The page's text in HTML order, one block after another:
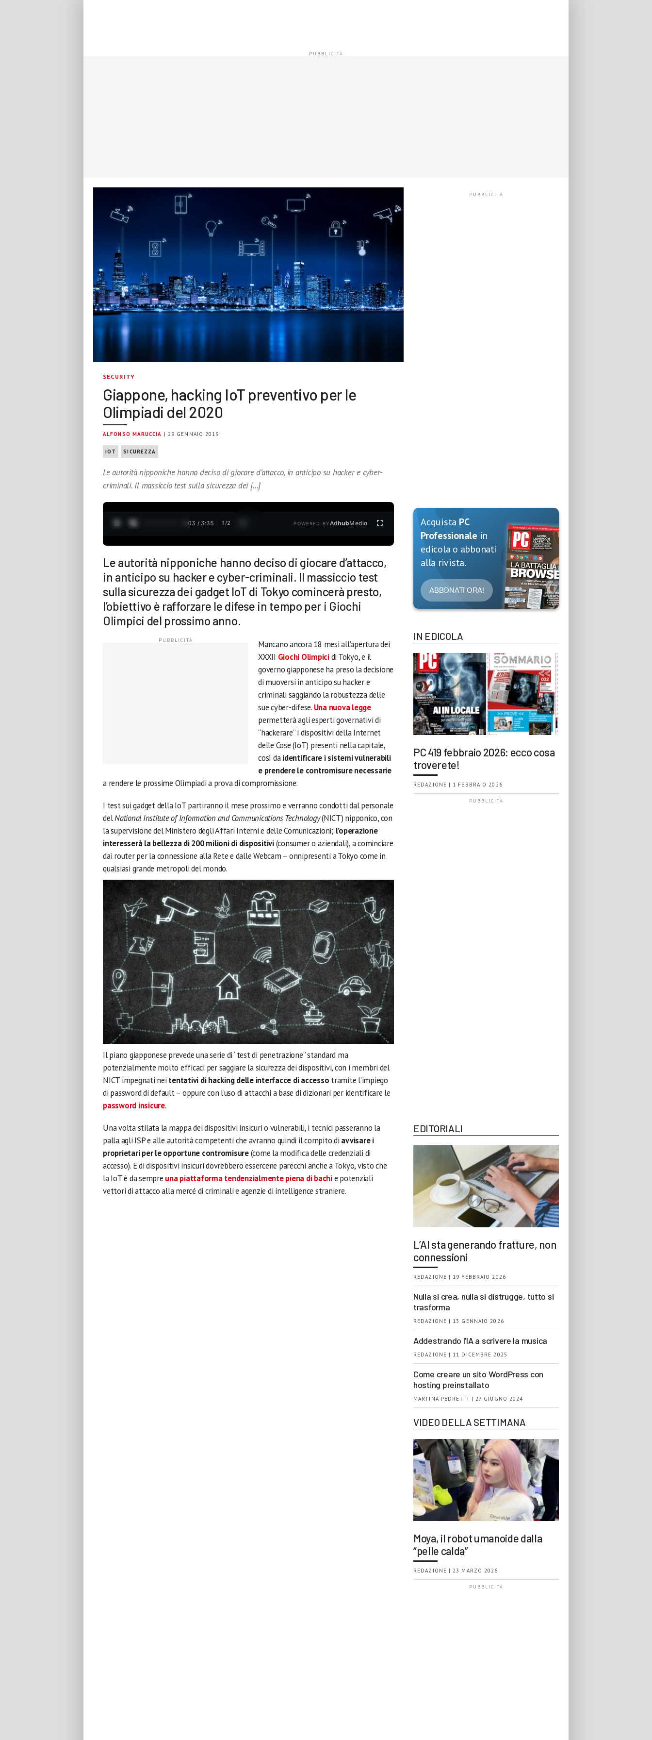
SECURITY
Giappone, hacking IoT preventivo per le
Olimpiadi del 2020
ALFONSO MARUCCIA | 29 GENNAIO 2019
IOT SICUREZZA
Le autorità nipponiche hanno deciso di giocare d’attacco, in anticipo su hacker e cyber-
criminali. Il massiccio test sulla sicurezza dei […]
0:05 / 3:35 1 /2 POWERED BYAdhubMedia
Le autorità nipponiche hanno deciso di giocare d’attacco,
in anticipo su hacker e cyber-criminali. Il massiccio test
sulla sicurezza dei gadget IoT di Tokyo comincerà presto,
l’obiettivo è rafforzare le difese in tempo per i Giochi
Olimpici del prossimo anno.
Mancano ancora 18 mesi all’apertura dei
XXXII Giochi Olimpicidi Tokyo, e il
governo giapponese ha preso la decisione
di muoversi in anticipo su hacker e
criminali saggiando la robustezza delle
sue cyber-difese. Una nuova legge
permetterà agli esperti governativi di
“hackerare” i dispositivi della Internet
delle Cose (IoT) presenti nella capitale,
così daidentificare i sistemi vulnerabili
e prendere le contromisure necessarie
a rendere le prossime Olimpiadi a prova di compromissione.
I test sui gadget della IoT partiranno il mese prossimo e verranno condotti dal personale
delNational Institute of Information and Communications Technology(NICT) nipponico, con
la supervisione del Ministero degli Affari Interni e delle Comunicazioni; l’operazione
interesserà la bellezza di 200 milioni di dispositivi(consumer o aziendali), a cominciare
dai router per la connessione alla Rete e dalle Webcam – onnipresenti a Tokyo come in
qualsiasi grande metropoli del mondo.
Il piano giapponese prevede una serie di “test di penetrazione” standard ma
potenzialmente molto efficaci per saggiare la sicurezza dei dispositivi, con i membri del
NICT impegnati nei tentativi di hacking delle interfacce di accesso tramite l’impiego
di password di default – oppure con l’uso di attacchi a base di dizionari per identificare le
password insicure.
Una volta stilata la mappa dei dispositivi insicuri o vulnerabili, i tecnici passeranno la
palla agli ISP e alle autorità competenti che avranno quindi il compito di avvisare i
proprietari per le opportune contromisure(come la modifica delle credenziali di
accesso). E di dispositivi insicuri dovrebbero essercene parecchi anche a Tokyo, visto che
la IoT è da sempre una piattaforma tendenzialmente piena di bachie potenziali
vettori di attacco alla mercé di criminali e agenzie di intelligence straniere.
Acquista PC
Professionale in
edicola o abbonati
alla rivista.
ABBONATI ORA!
IN EDICOLA
PC 419 febbraio 2026: ecco cosa
troverete!
REDAZIONE | 1 FEBBRAIO 2026
EDITORIALI
L’AI sta generando fratture, non
connessioni
REDAZIONE | 19 FEBBRAIO 2026
Nulla si crea, nulla si distrugge, tutto si
trasforma
REDAZIONE | 13 GENNAIO 2026
Addestrando l’IA a scrivere la musica
REDAZIONE | 11 DICEMBRE 2025
Come creare un sito WordPress con
hosting preinstallato
MARTINA PEDRETTI | 27 GIUGNO 2024
VIDEO DELLA SETTIMANA
Moya, il robot umanoide dalla
“pelle calda”
REDAZIONE | 23 MARZO 2026